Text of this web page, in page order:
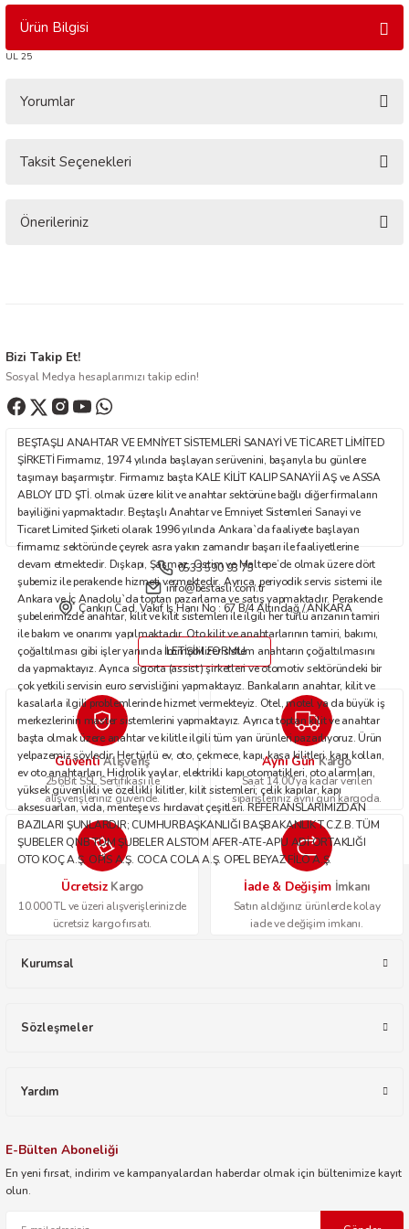
Ürün Bilgisi
UL 25
Yorumlar
Bu ürüne ilk yorumu siz yapın!
Taksit Seçenekleri
Önerileriniz
Ürün resmi kalitesiz, bozuk veya görüntülenemiyor.
Ürün açıklamasında eksik bilgiler bulunuyor.
Ürün bilgilerinde hatalar bulunuyor.
Bu ürüne benzer farklı alternatifler olmalı.
Gönder
Bizi Takip Et!
Sosyal Medya hesaplarımızı takip edin!
BEŞTAŞLI ANAHTAR VE EMNİYET SİSTEMLERİ SANAYİ VE TİCARET LİMİTED
ŞİRKETİ Firmamız, 1974 yılında başlayan serüvenini, başarıyla bu günlere
taşımayı başarmıştır. Firmamız başta KALE KİLİT KALIP SANAYİİ AŞ ve ASSA
ABLOY LTD ŞTİ. olmak üzere kilit ve anahtar sektörüne bağlı diğer firmaların
bayiliğini yapmaktadır. Beştaşlı Anahtar ve Emniyet Sistemleri Sanayi ve
Ticaret Limited Şirketi olarak 1996 yılında Ankara`da faaliyete başlayan
firmamız sektöründe çeyrek asra yakın zamandır başarı ile faaliyetlerine
devam etmektedir. Dışkapı, Şaşmaz, Ostim ve Maltepe’de olmak üzere dört
şubemiz ile perakende hizmeti vermektedir. Ayrıca, periyodik servis sistemi ile
Ankara ve İç Anadolu`da toptan pazarlama ve satış yapmaktadır. Perakende
şubelerimizde anahtar, kilit ve kilit sistemleri ile ilgili her türlü arızanın tamiri
ile bakım ve onarımı yapılmaktadır. Oto kilit ve anahtarlarının tamiri, bakımı,
çoğaltılması gibi işler yanında immobilizer sistem anahtarın çoğaltılmasını
da yapmaktayız. Ayrıca sigorta (assist) şirketleri ve otomotiv sektöründeki bir
çok yetkili servisin euro servisliğini yapmaktayız. Bankaların anahtar, kilit ve
kasalarla ilgili problemlerinde hizmet vermekteyiz. Otel, motel ya da büyük iş
merkezlerinin master sistemlerini yapmaktayız. Ayrıca toptan kilit ve anahtar
başta olmak üzere anahtar ve kilitle ilgili tüm yan ürünleri pazarlıyoruz. Ürün
yelpazemiz şöyledir: Her türlü ev, oto, çekmece, kapı, kasa kilitleri, kapı kolları,
ev oto anahtarları. Hidrolik yaylar, elektrikli kapı otomatikleri, oto alarmları,
yüksek güvenlikli ve özellikli kilitler, kilit sistemleri; çelik kapılar, kapı
aksesuarları, vida, menteşe vs hırdavat çeşitleri. REFERANSLARIMIZDAN
BAZILARI ŞUNLARDIR; CUMHURBAŞKANLIĞI BAŞBAKANLIK T.C.Z.B. TÜM
ŞUBELER QNB TÜM ŞUBELER ALSTOM AFER-ATE-APU ADİ ORTAKLIĞI
OTO KOÇ A.Ş. OPİS A.Ş. COCA COLA A.Ş. OPEL BEYAZ FİLO A.Ş.
0533 590 93 75
info@bestasli.com.tr
Çankırı Cad. Vakıf İş Hanı No : 67 B/4 Altındağ / ANKARA
İLETİŞİM FORMU
GüvenliAlışveriş
256Bit SSL Sertifikası ile
alışverişleriniz güvende.
Aynı GünKargo
Saat 14.00'ya kadar verilen
siparişleriniz aynı gün kargoda.
Ücretsiz Kargo
10.000 TL ve üzeri alışverişlerinizde
ücretsiz kargo fırsatı.
İade & Değişim İmkanı
Satın aldığınız ürünlerde kolay
iade ve değişim imkanı.
Kurumsal
Sözleşmeler
Yardım
E-Bülten Aboneliği
En yeni fırsat, indirim ve kampanyalardan haberdar olmak için bültenimize kayıt
olun.